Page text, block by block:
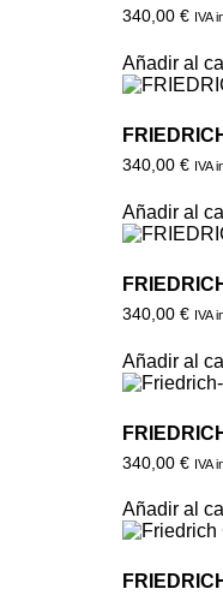
340,00 € IVA
Añadir al
340,00 € IVA
Añadir al
340,00 € IVA
Añadir al
340,00 € IVA
Añadir al